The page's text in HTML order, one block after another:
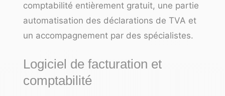
comptabilité entièrement gratuit, une partie
automatisation des déclarations de TVA et
un accompagnement par des spécialistes.
Logiciel de facturation et
comptabilité